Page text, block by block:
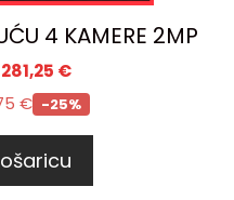
4 KAMERE 2MP
281,25 €
€ -25%